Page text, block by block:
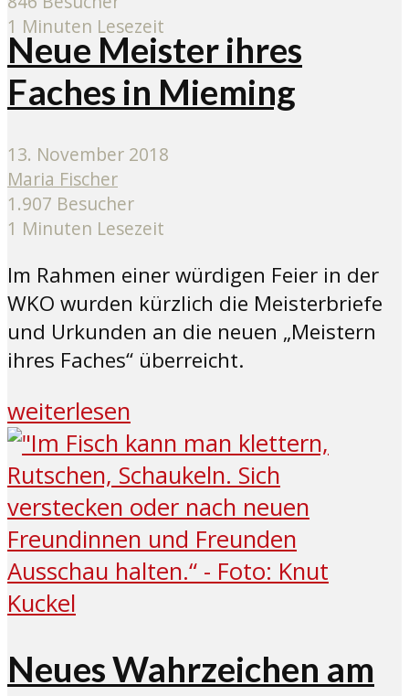
1 Minuten Lesezeit
Neue Meister ihres
Faches in Mieming
13. November 2018
Maria Fischer
1.907 Besucher
1 Minuten Lesezeit
Im Rahmen einer würdigen Feier in der
WKO wurden kürzlich die Meisterbriefe
und Urkunden an die neuen „Meistern
ihres Faches“ überreicht.
weiterlesen
Neues Wahrzeichen am